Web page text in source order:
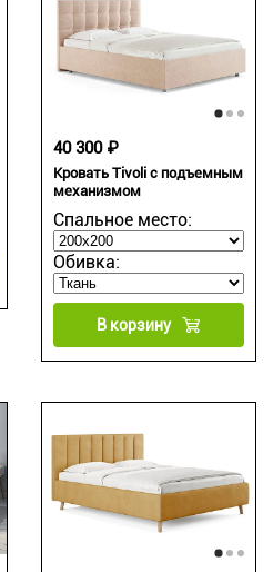
Кровать Tivoli с подъемным
механизмом
Спальное место:
Обивка:
40 300 ₽
В корзину